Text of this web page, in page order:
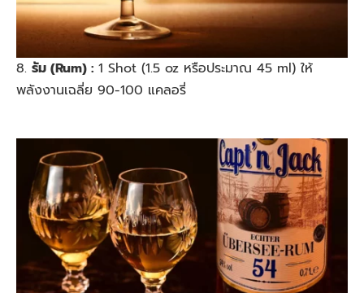
8. รัม (Rum) : 1 Shot (1.5 oz หรือประมาณ 45 ml) ให้
พลังงานเฉลี่ย 90-100 แคลอรี่